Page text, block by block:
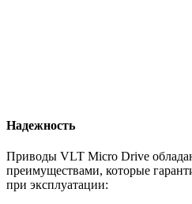
Надежность
Приводы VLT Micro Drive
преимуществами, которые
при эксплуатации: